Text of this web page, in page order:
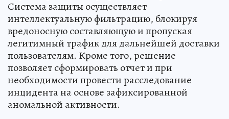
Система защиты осуществляет
интеллектуальную фильтрацию, блокируя
вредоносную составляющую и пропуская
легитимный трафик для дальнейшей доставки
пользователям. Кроме того, решение
позволяет сформировать отчет и при
необходимости провести расследование
инцидента на основе зафиксированной
аномальной активности.